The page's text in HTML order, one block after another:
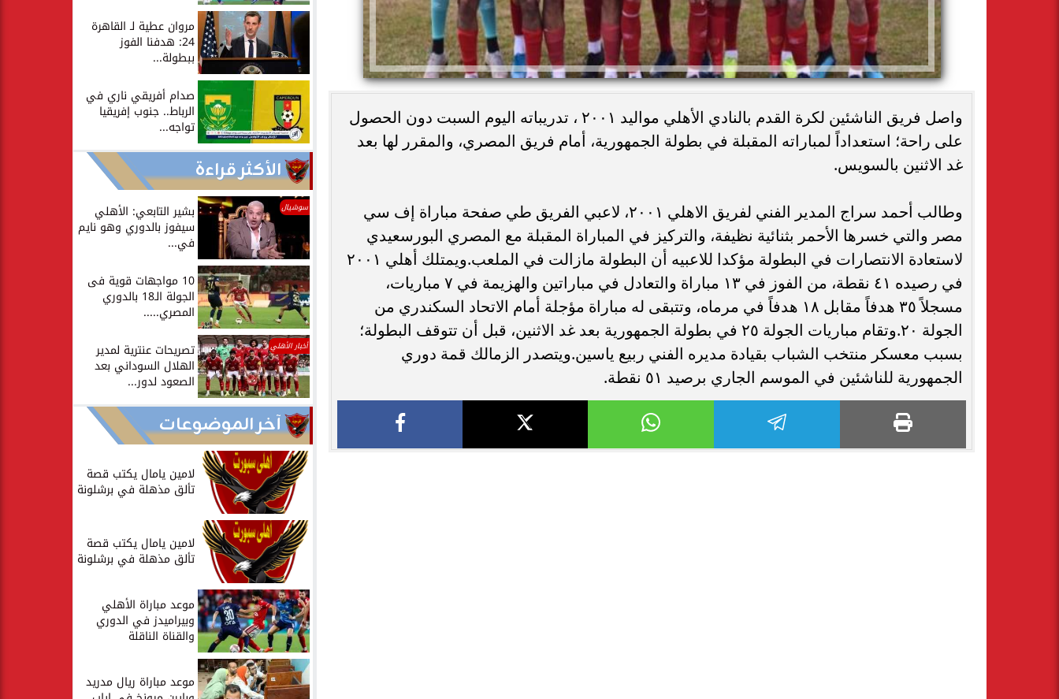
واصل فريق الناشئين لكرة القدم بالنادي الأهلي مواليد ٢٠٠١ ، تدريباته اليوم السبت دون الحصول
على راحة؛ استعداداً لمباراته المقبلة في بطولة الجمهورية، أمام فريق المصري، والمقرر لها بعد
غد الاثنين بالسويس.
وطالب أحمد سراج المدير الفني لفريق الاهلي ٢٠٠١، لاعبي الفريق طي صفحة مباراة إف سي
مصر والتي خسرها الأحمر بثنائية نظيفة، والتركيز في المباراة المقبلة مع المصري البورسعيدي
لاستعادة الانتصارات في البطولة مؤكدا للاعبيه أن البطولة مازالت في الملعب.ويمتلك أهلي ٢٠٠١
في رصيده ٤١ نقطة، من الفوز في ١٣ مباراة والتعادل في مباراتين والهزيمة في ٧ مباريات،
مسجلاً ٣٥ هدفاً مقابل ١٨ هدفاً في مرماه، وتتبقى له مباراة مؤجلة أمام الاتحاد السكندري من
الجولة ٢٠.وتقام مباريات الجولة ٢٥ في بطولة الجمهورية بعد غد الاثنين، قبل أن تتوقف البطولة؛
بسبب معسكر منتخب الشباب بقيادة مديره الفني ربيع ياسين.ويتصدر الزمالك قمة دوري
الجمهورية للناشئين في الموسم الجاري برصيد ٥١ نقطة.
مروان عطية لـ القاهرة
24: هدفنا الفوز
ببطولة...
صدام أفريقي ناري في
الرباط.. جنوب إفريقيا
تواجه...
الأكثر قراءة
سوشيال بشير التابعي: الأهلي
سيفوز بالدوري وهو نايم
في...
10 مواجهات قوية فى
الجولة الـ18 بالدوري
المصري.....
أخبار الأهلي تصريحات عنترية لمدير
الهلال السوداني بعد
الصعود لدور...
آخر الموضوعات
لامين يامال يكتب قصة
تألق مذهلة في برشلونة
لامين يامال يكتب قصة
تألق مذهلة في برشلونة
موعد مباراة الأهلي
وبيراميدز في الدوري
والقناة الناقلة
موعد مباراة ريال مدريد